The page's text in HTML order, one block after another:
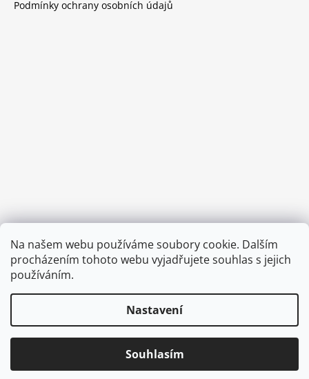
Na našem webu používáme soubory cookie. Dalším
procházením tohoto webu vyjadřujete souhlas s jejich
používáním.
Nastavení
Souhlasím
Podmínky ochrany osobních údajů
Provozní doba:
8.00 - 15.00 hod (pondělí - pátek)
Copyright 2026Diva & Nice Cosmetics. Všechna práva
Upravit nastavení cookies